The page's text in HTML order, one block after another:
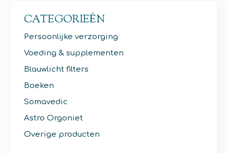
CATEGORIEËN
Persoonlijke verzorging
Voeding & supplementen
Blauwlicht filters
Boeken
Somavedic
Astro Orgoniet
Overige producten